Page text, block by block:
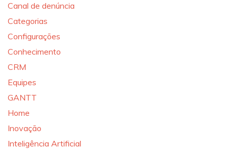
Canal de denúncia
Categorias
Configurações
Conhecimento
CRM
Equipes
GANTT
Home
Inovação
Inteligência Artificial